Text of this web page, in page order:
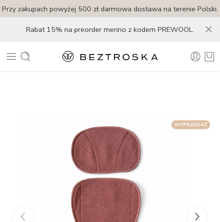
Przy zakupach powyżej 500 zł darmowa dostawa na terenie Polski.
Rabat 15% na preorder merino z kodem PREWOOL.
WYPRZEDAŻ